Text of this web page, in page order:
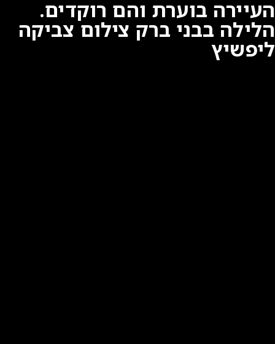
העיירה בוערת והם רוקדים.
הלילה בבני ברק צילום צביקה
ליפשיץ